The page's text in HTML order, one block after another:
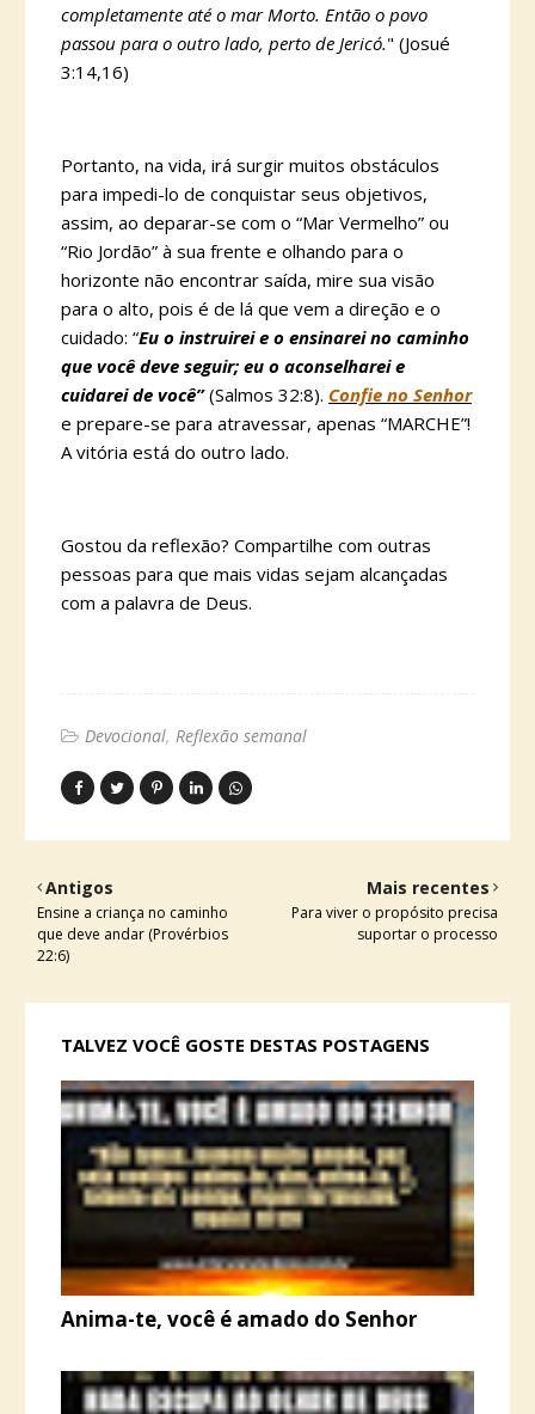
completamente até o mar Morto. Então o povo
passou para o outro lado, perto de Jericó." (Josué
3:14,16)
Portanto, na vida, irá surgir muitos obstáculos
para impedi-lo de conquistar seus objetivos,
assim, ao deparar-se com o “Mar Vermelho” ou
“Rio Jordão” à sua frente e olhando para o
horizonte não encontrar saída, mire sua visão
para o alto, pois é de lá que vem a direção e o
cuidado: “Eu o instruirei e o ensinarei no caminho
que você deve seguir; eu o aconselharei e
cuidarei de você”(Salmos 32:8). Confie no Senhor
e prepare-se para atravessar, apenas “MARCHE”!
A vitória está do outro lado.
Gostou da reflexão? Compartilhe com outras
pessoas para que mais vidas sejam alcançadas
com a palavra de Deus.
Devocional Reflexão semanal
Mais recentes
Para viver o propósito precisa
suportar o processo
Antigos
Ensine a criança no caminho
que deve andar (Provérbios
22:6)
TALVEZ VOCÊ GOSTE DESTAS POSTAGENS
Anima-te, você é amado do Senhor